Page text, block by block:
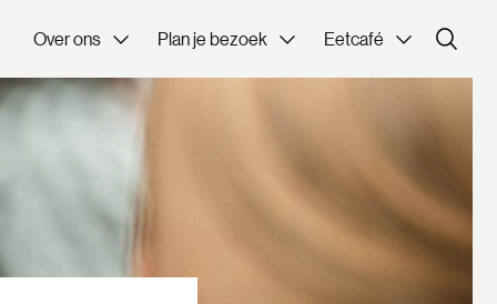
Over ons Plan je bezoek Eetcafé